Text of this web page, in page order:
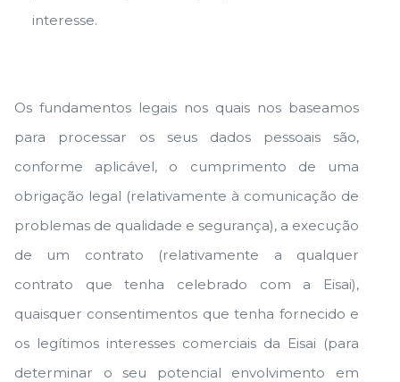
interesse.
Os fundamentos legais nos quais nos baseamos
para processar os seus dados pessoais são,
conforme aplicável, o cumprimento de uma
obrigação legal (relativamente à comunicação de
problemas de qualidade e segurança), a execução
de um contrato (relativamente a qualquer
contrato que tenha celebrado com a Eisai),
quaisquer consentimentos que tenha fornecido e
os legítimos interesses comerciais da Eisai (para
determinar o seu potencial envolvimento em